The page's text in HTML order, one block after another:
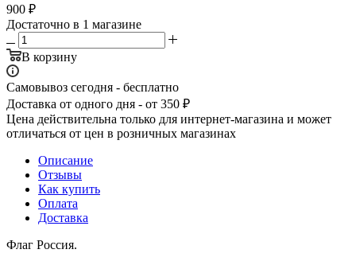
900 ₽
Достаточно в 1 магазине
В корзину
Самовывоз сегодня - бесплатно
Доставка от одного дня - от 350 ₽
Цена действительна только для интернет-магазина и может
отличаться от цен в розничных магазинах
Описание
Отзывы
Как купить
Оплата
Доставка
Флаг Россия.